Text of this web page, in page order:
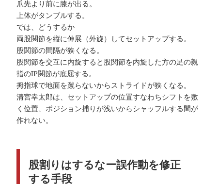
爪先より前に膝が出る。
上体がタンブルする。
では、どうするか
両股関節を縦に伸展（外旋）してセットアップする。
股関節の間隔が狭くなる。
股関節を交互に内旋すると股関節を内旋した方の足の親
指のIP関節が底屈する。
拇指球で地面を蹴らないからストライドが狭くなる。
清宮幸太郎は、セットアップの位置すなわちシフトを敷
く位置、ポジション捕りが浅いからシャッフルする間が
作れない。
股割りはするなー誤作動を修正
する手段